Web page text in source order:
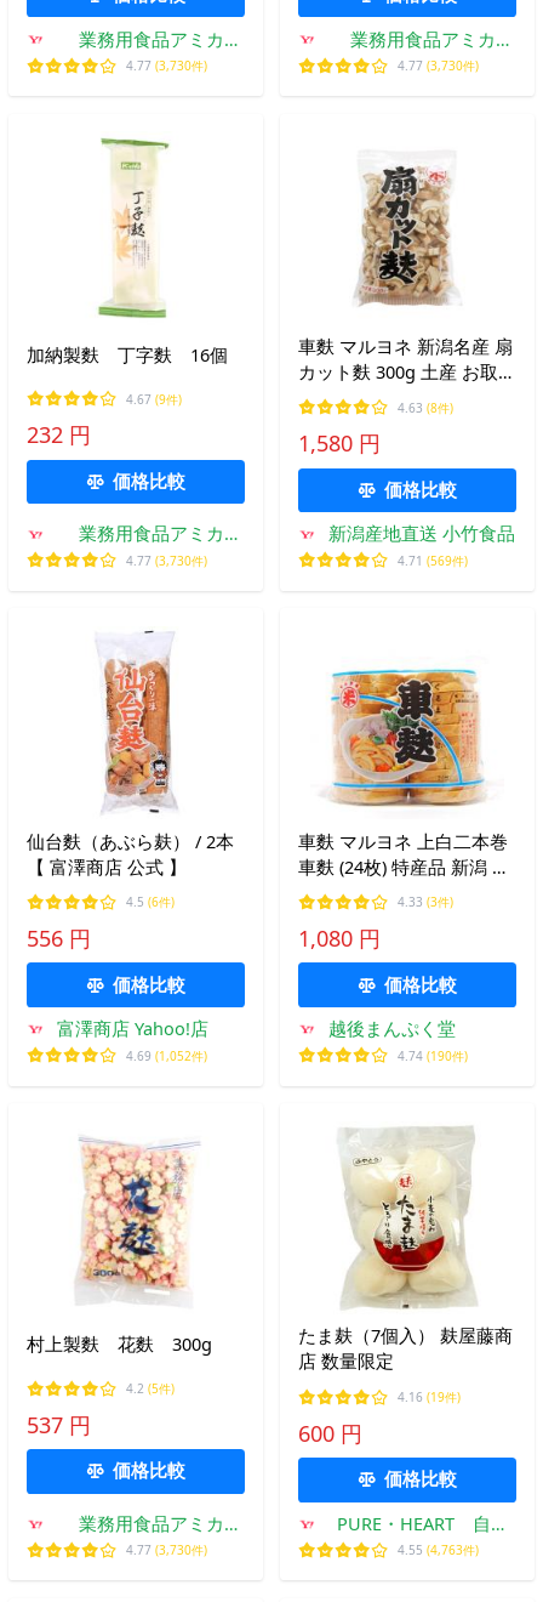
業務用食品アミカ
Yahoo!店
4.77 (3,730件)
業務用食品アミカ
Yahoo!店
4.77 (3,730件)
加納製麩 丁字麩 16個
4.67 (9件)
232 円
価格比較
業務用食品アミカ
Yahoo!店
4.77 (3,730件)
車麩 マルヨネ 新潟名産 扇
カット麩 300g 土産 お取り
寄せ 車麩
4.63 (8件)
1,580 円
価格比較
新潟産地直送 小竹食品
4.71 (569件)
仙台麩（あぶら麸） / 2本
【 富澤商店 公式 】
4.5 (6件)
556 円
価格比較
富澤商店 Yahoo!店
4.69 (1,052件)
車麩 マルヨネ 上白二本巻
車麩 (24枚) 特産品 新潟 お
土産 お取り寄せ 爆買
4.33 (3件)
1,080 円
価格比較
越後まんぷく堂
4.74 (190件)
村上製麩 花麩 300g
4.2 (5件)
537 円
価格比較
業務用食品アミカ
Yahoo!店
4.77 (3,730件)
たま麸（7個入） 麸屋藤商
店 数量限定
4.16 (19件)
600 円
価格比較
PURE・HEART 自然
館
4.55 (4,763件)